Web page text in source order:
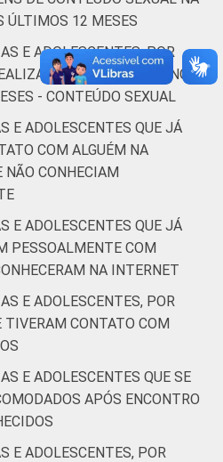
Não
respondeu
AB
DE
da
(Cetic.br),
Uso da Internet por
¹Dados coletados por
de
ÚLTIMOS 12 MESES
E ADOLESCENTES, POR
NA INTERNET NOS
- CONTEÚDO SEXUAL
E ADOLESCENTES QUE JÁ
COM ALGUÉM NA
NÃO CONHECIAM
E ADOLESCENTES QUE JÁ
PESSOALMENTE COM
NA INTERNET
E ADOLESCENTES, POR
TIVERAM CONTATO COM
E ADOLESCENTES QUE SE
APÓS ENCONTRO
E ADOLESCENTES, POR